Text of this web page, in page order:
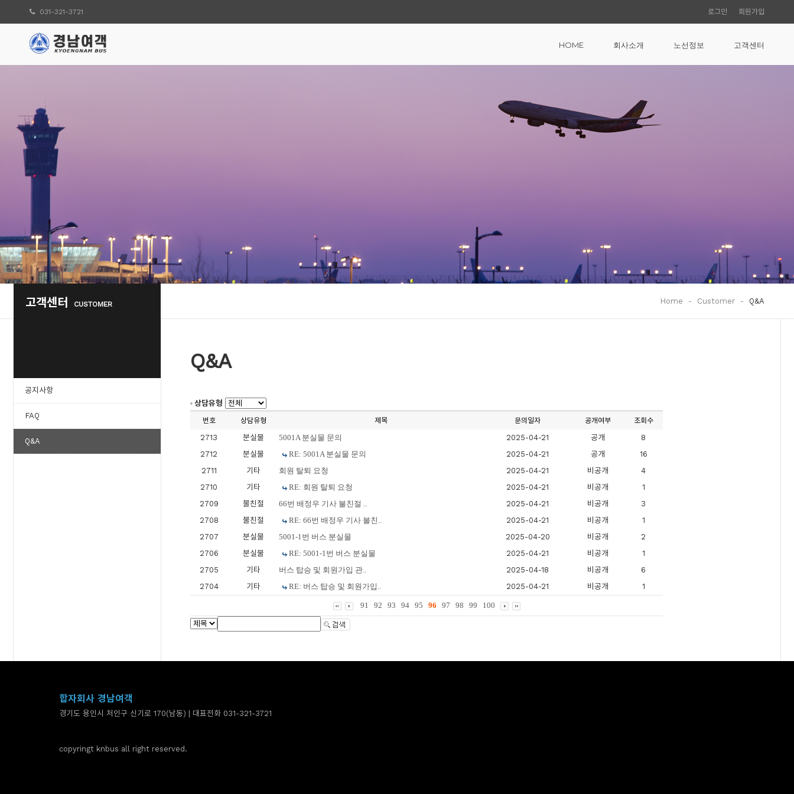
031-321-3721 로그인 회원가입
HOME 회사소개 노선정보 고객센터
Home - Customer - Q&A
고객센터 CUSTOMER
공지사항
FAQ
Q&A
Q&A
상담유형
번호 상담유형 제목 문의일자 공개여부 조회수
2713 분실물 5001A 분실물 문의 2025-04-21 공개
8
2712
분실물 RE: 5001A 분실물 문의 2025-04-21 공개
16
2711
기타 회원 탈퇴 요청 2025-04-21 비공개
4
2710
기타 RE: 회원 탈퇴 요청 2025-04-21 비공개
1
2709
불친절 66번 배정우 기사 불친절 .. 2025-04-21 비공개
3
2708
불친절 RE: 66번 배정우 기사 불친.. 2025-04-21 비공개
1
2707
분실물 5001-1번 버스 분실물 2025-04-20 비공개
2
2706
분실물 RE: 5001-1번 버스 분실물 2025-04-21 비공개
1
2705
기타 버스 탑승 및 회원가입 관.. 2025-04-18 비공개
6
2704
기타 RE: 버스 탑승 및 회원가입.. 2025-04-21 비공개 1
91 92 93 94 95 96 97 98 99 100
합자회사 경남여객
경기도 용인시 처인구 신기로 170(남동) | 대표전화 031-321-3721
copyringt knbus all right reserved.